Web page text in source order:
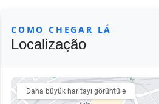
COMO CHEGAR LÁ
Localização